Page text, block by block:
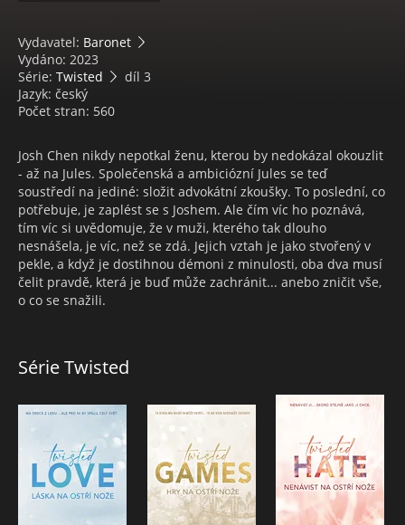
Vydavatel: Baronet
Vydáno: 2023
Série: Twisted
díl 3
Jazyk: český
Počet stran: 560
Josh Chen nikdy nepotkal ženu, kterou by nedokázal okouzlit
- až na Jules. Společenská a ambiciózní Jules se teď
soustředí na jediné: složit advokátní zkoušky. To poslední, co
potřebuje, je zaplést se s Joshem. Ale čím víc ho poznává,
tím víc si uvědomuje, že v muži, kterého tak dlouho
nesnášela, je víc, než se zdá. Jejich vztah je jako stvořený v
pekle, a když je dostihnou démoni z minulosti, oba dva musí
čelit pravdě, která je buď může zachránit... anebo zničit vše,
o co se snažili.
Série Twisted